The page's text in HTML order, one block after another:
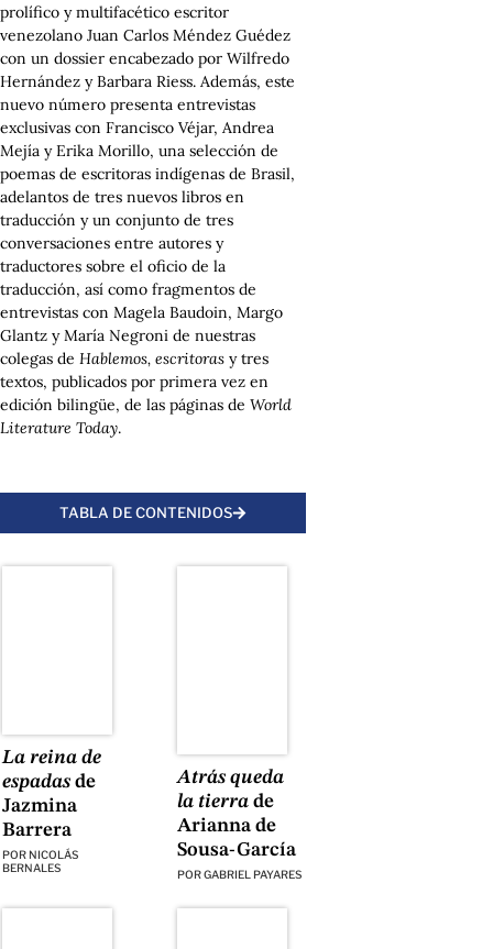
prolífico y multifacético escritor
venezolano Juan Carlos Méndez Guédez
con un dossier encabezado por Wilfredo
Hernández y Barbara Riess. Además, este
nuevo número presenta entrevistas
exclusivas con Francisco Véjar, Andrea
Mejía y Erika Morillo, una selección de
poemas de escritoras indígenas de Brasil,
adelantos de tres nuevos libros en
traducción y un conjunto de tres
conversaciones entre autores y
traductores sobre el oficio de la
traducción, así como fragmentos de
entrevistas con Magela Baudoin, Margo
Glantz y María Negroni de nuestras
colegas de Hablemos, escritoras y tres
textos, publicados por primera vez en
edición bilingüe, de las páginas de World
Literature Today.
TABLA DE CONTENIDOS
La reina de
espadas de
Jazmina
Barrera
POR NICOLÁS
BERNALES
Atrás queda
la tierra de
Arianna de
Sousa-García
PORGABRIEL PAYARES